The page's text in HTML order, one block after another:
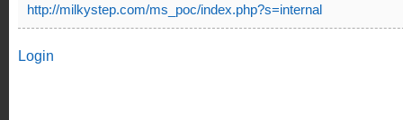
http://milkystep.com/ms_poc/index.php?s=internal
Login